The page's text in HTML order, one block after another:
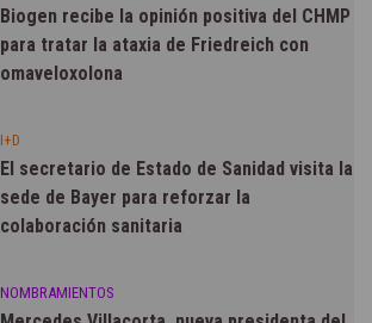
Biogen recibe la opinión positiva del CHMP
para tratar la ataxia de Friedreich con
omaveloxolona
I+D
El secretario de Estado de Sanidad visita la
sede de Bayer para reforzar la
colaboración sanitaria
NOMBRAMIENTOS